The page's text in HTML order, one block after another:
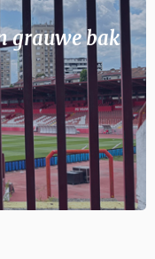
grauwe bak